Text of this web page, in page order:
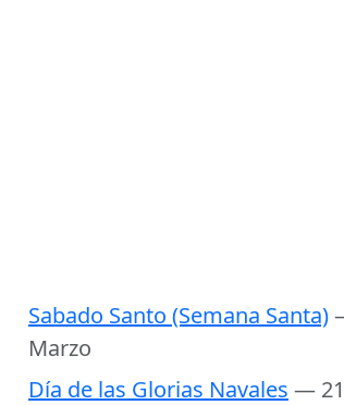
Sabado Santo (Semana Santa)
Marzo
Día de las Glorias Navales —